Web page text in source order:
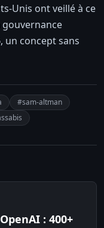
Unis ont veillé à ce
gouvernance
un concept sans
#sam-altman
: 400+